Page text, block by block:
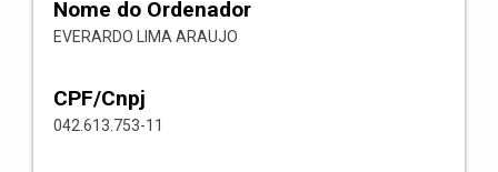
Nome do Ordenador
EVERARDO LIMA ARAUJO
CPF/Cnpj
042.613.753-11